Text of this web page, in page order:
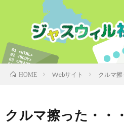
HOME Webサイト クルマ
クルマ擦った・・